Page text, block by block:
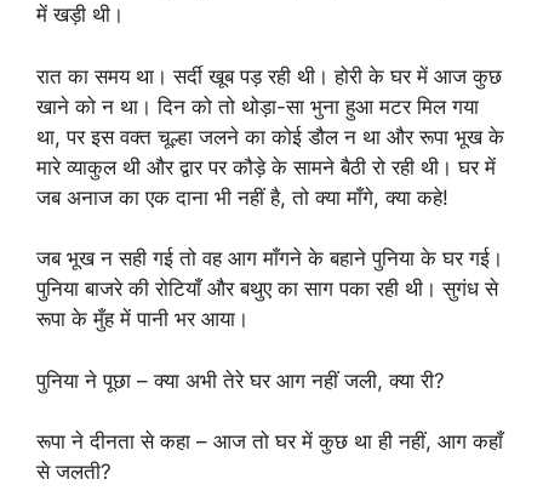
में खड़ी थी।
रात का समय था। सर्दी खूब पड़ रही थी। होरी के घर में आज कुछ
खाने को न था। दिन को तो थोड़ा-सा भुना हुआ मटर मिल गया
था, पर इस वक्त चूल्हा जलने का कोई डौल न था और रूपा भूख के
मारे व्याकुल थी और द्वार पर कौड़े के सामने बैठी रो रही थी। घर में
जब अनाज का एक दाना भी नहीं है, तो क्या माँगे, क्या कहे!
जब भूख न सही गई तो वह आग माँगने के बहाने पुनिया के घर गई।
पुनिया बाजरे की रोटियाँ और बथुए का साग पका रही थी। सुगंध से
रूपा के मुँह में पानी भर आया।
पुनिया ने पूछा – क्या अभी तेरे घर आग नहीं जली, क्या री?
रूपा ने दीनता से कहा – आज तो घर में कुछ था ही नहीं, आग कहाँ
से जलती?